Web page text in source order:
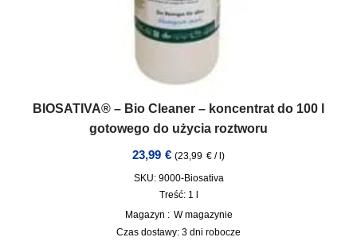
BIOSATIVA® – Bio Cleaner – koncentrat do 100 l
gotowego do użycia roztworu
23,99 € (23,99 € /l)
SKU: 9000-Biosativa
Treść: 1
Magazyn : W magazynie
Czas dostawy: 3 dni robocze